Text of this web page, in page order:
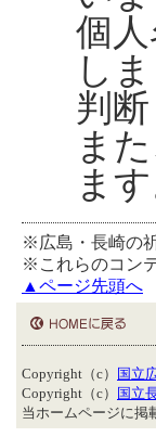
個
し
判
ま
ます
※広島・長崎の
※これらのコン
▲ページ先頭へ
Copyright（c）
国立
Copyright（c）
国立
当ホームページに掲